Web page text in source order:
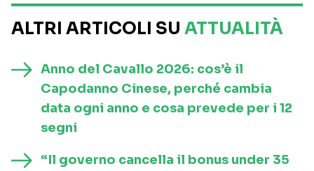
ALTRI ARTICOLI SU ATTUALITÀ
Anno del Cavallo 2026: cos’è il
Capodanno Cinese, perché cambia
data ogni anno e cosa prevede per i 12
segni
“Il governo cancella il bonus under 35